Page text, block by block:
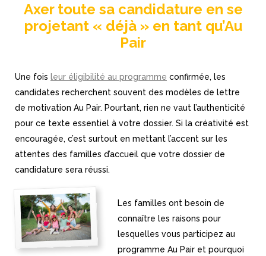
Axer toute sa candidature en se
projetant « déjà » en tant qu’Au
Pair
Une fois leur éligibilité au programme confirmée, les
candidates recherchent souvent des modèles de lettre
de motivation Au Pair. Pourtant, rien ne vaut l’authenticité
pour ce texte essentiel à votre dossier. Si la créativité est
encouragée, c’est surtout en mettant l’accent sur les
attentes des familles d’accueil que votre dossier de
candidature sera réussi.
Les familles ont besoin de
connaître les raisons pour
lesquelles vous participez au
programme Au Pair et pourquoi